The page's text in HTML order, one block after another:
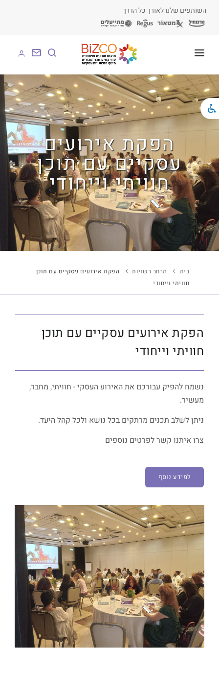
השותפים שלנו לאורך כל הדרך
על BIZCO
BIZCO לעסקים
BIZCO לרשויות
BIZCO לעמותות
לומדים עם BIZCO
הפקת אירועים
עסקיים עם תוכן
חוויתי וייחודי
בית מרחב רשויות
הפקת אירועים עסקיים עם תוכן
חוויתי וייחודי
הפקת אירועים עסקיים עם תוכן
חוויתי וייחודי
נשמח להפיק עבורכם את האירוע העסקי - חוויתי, מחבר,
מעשיר.
ניתן לשלב תכנים מרתקים בכל נושא ולכל קהל היעד.
צרו איתנו קשר לפרטים נוספים
למידע נוסף